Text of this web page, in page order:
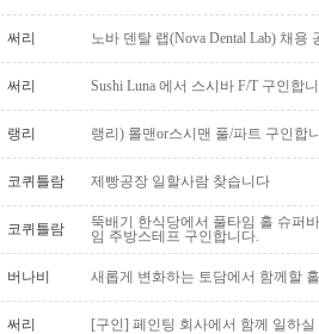
써리 노바 덴탈 랩(Nova Dental Lab) 채용
써리 Sushi Luna 에서 스시바 F/T 구인합
랭리 랭리) 롤맨or스시맨 풀/파트 구인합
코퀴틀람 제빵공장 일할사람 찾습니다
코퀴틀람
뚝배기 한식당에서 풀타임 홀 슈퍼
임 주방스테프 구인합니다.
버나비 새롭게 변화하는 토담에서 함께할
써리 [구인] 페인팅 회사에서 함께 일하